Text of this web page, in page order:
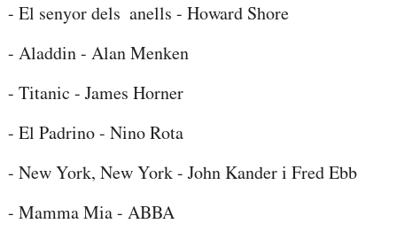
- El senyor dels anells - Howard Shore
- Aladdin - Alan Menken
- Titanic - James Horner
- El Padrino - Nino Rota
- New York, New York - John Kander i Fred Ebb
- Mamma Mia - ABBA